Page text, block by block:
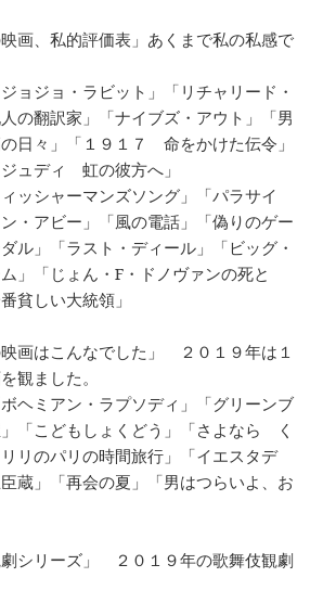
映画、私的評価表」あくまで私の私感で
ジョ・ラビット」「リチャリード・
の翻訳家」「ナイブズ・アウト」「男
日々」「１９１７ 命をかけた伝令」
ジュディ 虹の彼方へ」
シャーマンズソング」「パラサイ
・アビー」「風の電話」「偽りのゲー
ル」「ラスト・ディール」「ビッグ・
」「じょん・F・ドノヴァンの死と
貧しい大統領」
映画はこんなでした」 ２０１９年は１
観ました。
ミアン・ラプソディ」「グリーンブ
「こどもしょくどう」「さよなら く
リのパリの時間旅行」「イエスタデ
蔵」「再会の夏」「男はつらいよ、お
シリーズ」 ２０１９年の歌舞伎観劇